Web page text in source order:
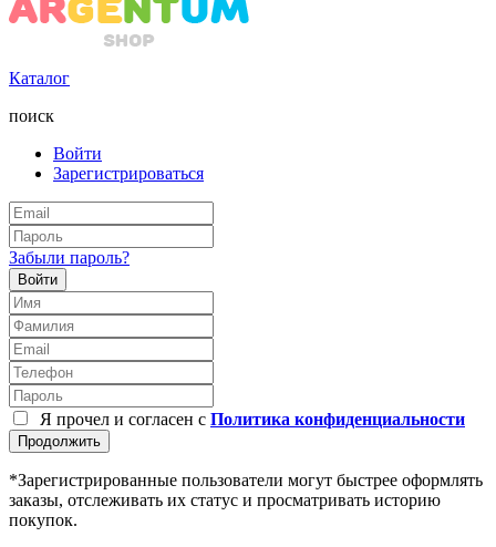
Каталог
поиск
Войти
Зарегистрироваться
Забыли пароль?
Войти
Я прочел и согласен с Политика конфиденциальности
Продолжить
*Зарегистрированные пользователи могут быстрее оформлять
заказы, отслеживать их статус и просматривать историю
покупок.